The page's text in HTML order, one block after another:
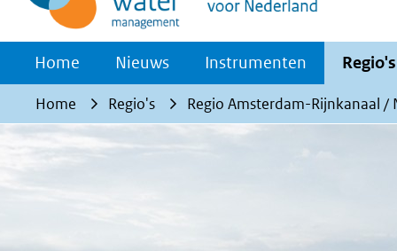
gebruik
van
cookies
deze
website
worden
Home Nieuws Instrumenten Regio's
Home Regio's Regio Amsterdam-Rijnkanaal /